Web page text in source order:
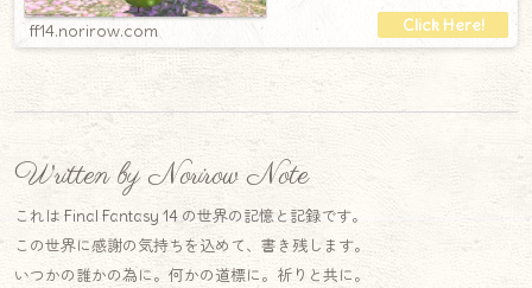
ff14.norirow.com
Written by Norirow Note
これは Final Fantasy 14 の世界の記憶と記録です。
この世界に感謝の気持ちを込めて、書き残します。
いつかの誰かの為に。何かの道標に。祈りと共に。